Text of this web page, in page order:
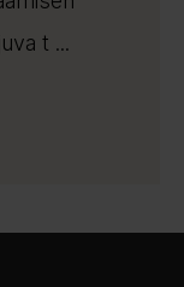
t ...